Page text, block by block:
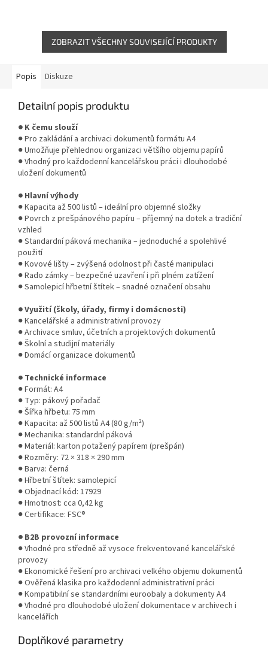
ZOBRAZIT VŠECHNY SOUVISEJÍCÍ PRODUKTY
Popis Diskuze
Detailní popis produktu
● K čemu slouží
● Pro zakládání a archivaci dokumentů formátu A4
● Umožňuje přehlednou organizaci většího objemu papírů
● Vhodný pro každodenní kancelářskou práci i dlouhodobé
uložení dokumentů
● Hlavní výhody
● Kapacita až 500 listů – ideální pro objemné složky
● Povrch z prešpánového papíru – příjemný na dotek a tradiční
vzhled
● Standardní páková mechanika – jednoduché a spolehlivé
použití
● Kovové lišty – zvýšená odolnost při časté manipulaci
● Rado zámky – bezpečné uzavření i při plném zatížení
● Samolepicí hřbetní štítek – snadné označení obsahu
● Využití (školy, úřady, firmy i domácnosti)
● Kancelářské a administrativní provozy
● Archivace smluv, účetních a projektových dokumentů
● Školní a studijní materiály
● Domácí organizace dokumentů
● Technické informace
● Formát: A4
● Typ: pákový pořadač
● Šířka hřbetu: 75 mm
● Kapacita: až 500 listů A4 (80 g/m²)
● Mechanika: standardní páková
● Materiál: karton potažený papírem (prešpán)
● Rozměry: 72 × 318 × 290 mm
● Barva: černá
● Hřbetní štítek: samolepicí
● Objednací kód: 17929
● Hmotnost: cca 0,42 kg
● Certifikace: FSC®
● B2B provozní informace
● Vhodné pro středně až vysoce frekventované kancelářské
provozy
● Ekonomické řešení pro archivaci velkého objemu dokumentů
● Ověřená klasika pro každodenní administrativní práci
● Kompatibilní se standardními euroobaly a dokumenty A4
● Vhodné pro dlouhodobé uložení dokumentace v archivech i
kancelářích
Doplňkové parametry